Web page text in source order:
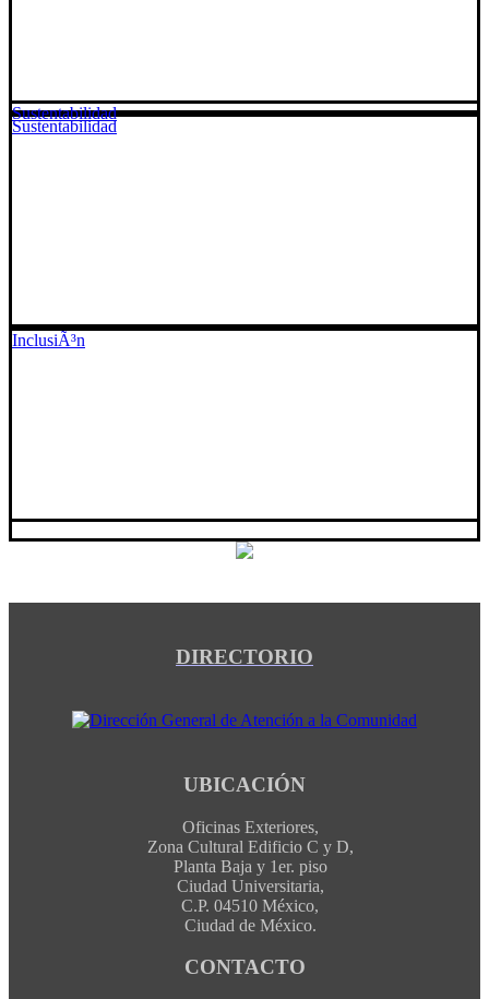
Sustentabilidad
InclusiÃ³n
Sustentabilidad
DIRECTORIO
UBICACIÓN
Oficinas Exteriores,
Zona Cultural Edificio C y D,
Planta Baja y 1er. piso
Ciudad Universitaria,
C.P. 04510 México,
Ciudad de México.
CONTACTO